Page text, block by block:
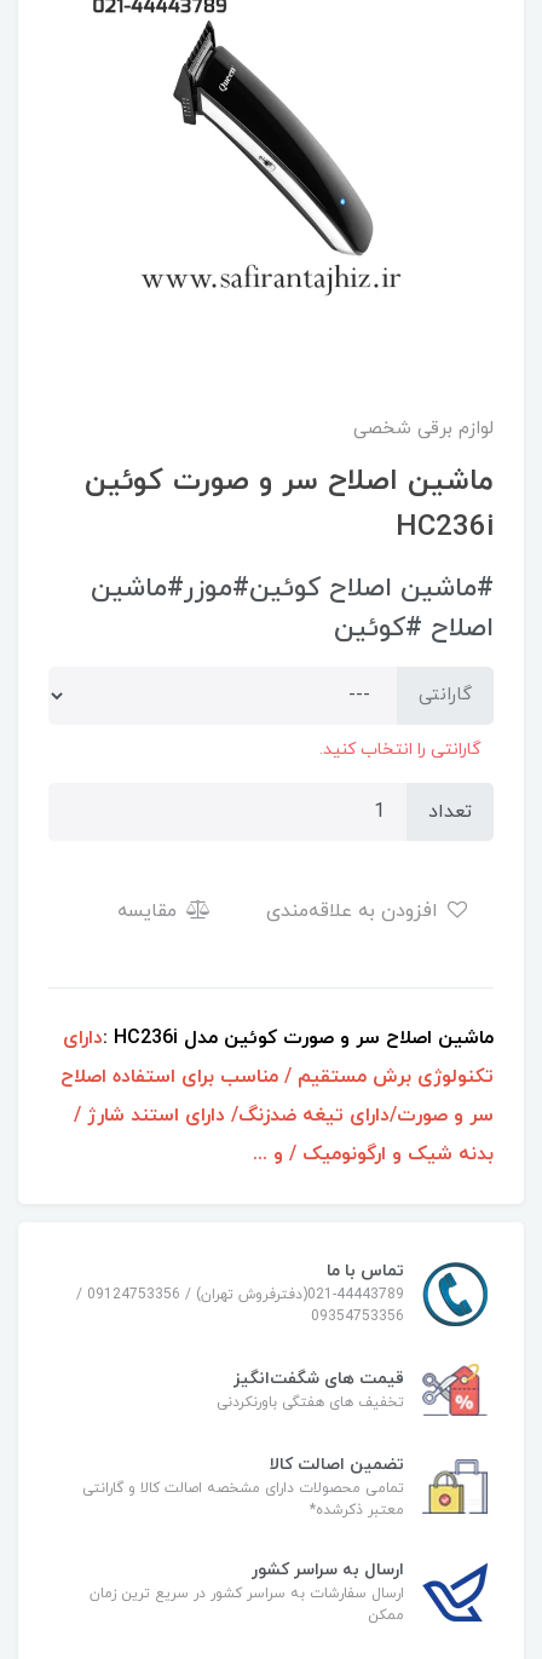
لوازم برقی شخصی
ماشین اصلاح سر و صورت کوئین
HC236i
#ماشین اصلاح کوئین#موزر#ماشین
اصلاح #کوئین
گارانتی
گارانتی را انتخاب کنید.
تعداد
مقایسه
ماشین اصلاح سر و صورت کوئین مدل HC236i :
دارای
تکنولوژی برش مستقیم / مناسب برای استفاده اصلاح
سر و صورت/دارای تیغه ضدزنگ/ دارای استند شارژ /
بدنه شیک و ارگونومیک / و ...
تماس با ما
021-44443789(دفترفروش تهران) / 09124753356 /
09354753356
قیمت های شگفت‌انگیز
تخفیف های هفتگی باورنکردنی
تضمین اصالت کالا
تمامی محصولات دارای مشخصه اصالت کالا و گارانتی
معتبر ذکرشده*
ارسال به سراسر کشور
ارسال سفارشات به سراسر کشور در سریع ترین زمان
ممکن